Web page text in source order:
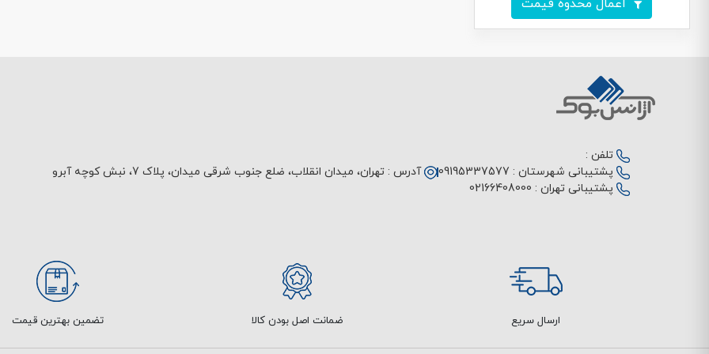
اعمال محدوه قیمت
تلفن :
پشتیبانی شهرستان : 09195337577
پشتیبانی تهران : 02166408000
آدرس : تهران، میدان انقلاب، ضلع جنوب شرقی میدان، پلاک 7، نبش کوچه آبرو
ارسال سریع ضمانت اصل بودن کالا تضمین بهترین قیمت